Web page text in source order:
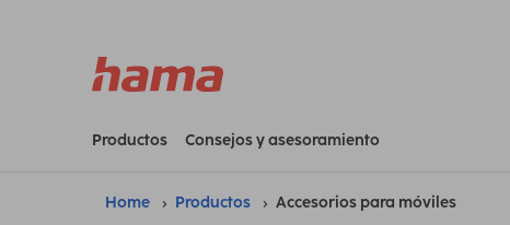
Productos Consejos y asesoramiento
Home Productos Accesorios para móviles